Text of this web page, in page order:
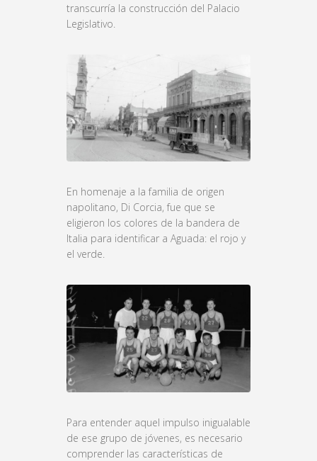
transcurría la construcción del Palacio
Legislativo.
En homenaje a la familia de origen
napolitano, Di Corcia, fue que se
eligieron los colores de la bandera de
Italia para identificar a Aguada: el rojo y
el verde.
Para entender aquel impulso inigualable
de ese grupo de jóvenes, es necesario
comprender las características de